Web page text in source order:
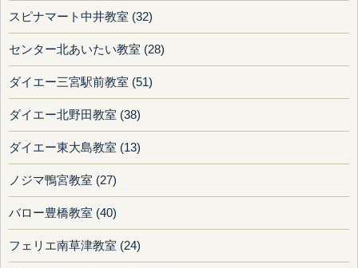
スピナマート中井教室 (32)
センター北あいたい教室 (28)
ダイエー三宮駅前教室 (51)
ダイエー北野田教室 (38)
ダイエー東大島教室 (13)
ノジマ鴨宮教室 (27)
バロー豊橋教室 (40)
フェリエ南草津教室 (24)